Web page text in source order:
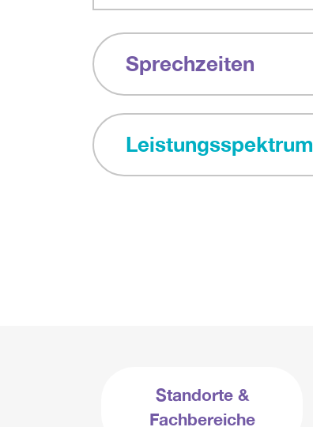
Sprechzeiten
Leistungsspektrum
Standorte &
Fachbereiche